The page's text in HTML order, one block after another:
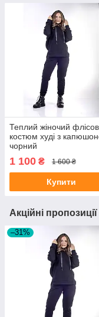
Теплий жіночий
костюм худі з
чорний
1 100 ₴ 1 600 ₴
Купити
Акційні
–31%